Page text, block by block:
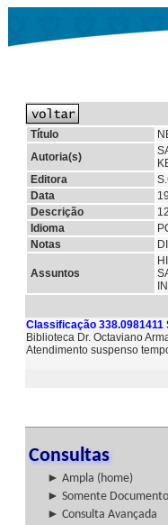
Título
Autoria(s)
Editora
Data
Descrição
Idioma
Notas
Assuntos
Classificação 338.0981411
Biblioteca Dr. Octaviano
Atendimento suspenso
Consultas
► Ampla (home)
► Somente
► Consulta Avançada